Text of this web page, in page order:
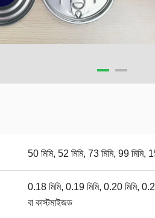
50 মিমি, 52 মিমি, 73 মিমি, 99 মিমি,
0.18 মিমি, 0.19 মিমি, 0.20 মিমি,
বা কাস্টমাইজড